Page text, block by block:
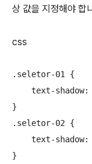
상 값을 지정해야 합
css
.seletor-01 {
text-shadow:
}
.seletor-02 {
text-shadow:
}